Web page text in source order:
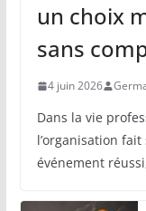
un choix
sans
4 juin 2026
Dans la vie
l’organisation
événement